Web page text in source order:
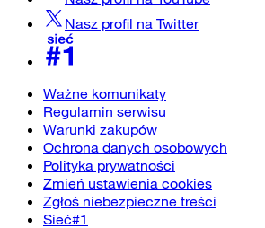
Nasz profil na Twitter
Ważne komunikaty
Regulamin serwisu
Warunki zakupów
Ochrona danych osobowych
Polityka prywatności
Zmień ustawienia cookies
Zgłoś niebezpieczne treści
Sieć#1